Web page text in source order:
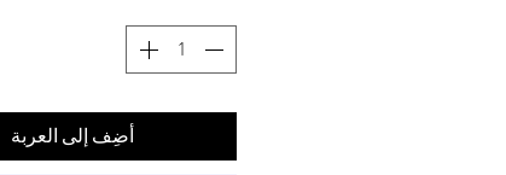
أضِف إلى العربة